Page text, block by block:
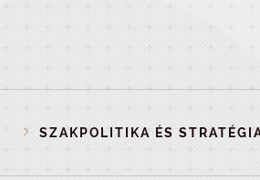
SZAKPOLITIKA ÉS